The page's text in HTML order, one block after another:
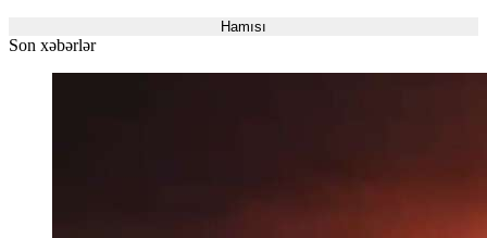
Hamısı
Son xəbərlər